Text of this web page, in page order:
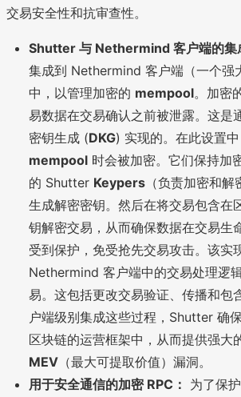
交易安全性和抗审查性。
Shutter 与 Nethermind 客户端的集
集成到 Nethermind 客户端（一个强
中，以管理加密的 mempool。加密
易数据在交易确认之前被泄露。这是
密钥生成 (DKG) 实现的。在此设置
mempool 时会被加密。它们保持加
的 Shutter Keypers （负责加密和
生成解密密钥。然后在将交易包含在
钥解密交易，从而确保数据在交易生
受到保护，免受抢先交易攻击。该实
Nethermind 客户端中的交易处理逻
易。这包括更改交易验证、传播和包
户端级别集成这些过程，Shutter 确
区块链的运营框架中，从而提供强大
MEV （最大可提取价值）漏洞。
用于安全通信的加密 RPC： 为了保